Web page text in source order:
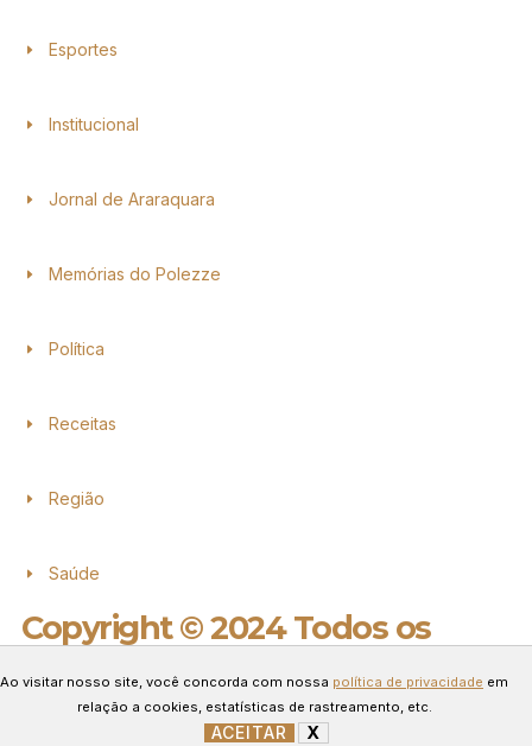
Esportes
Institucional
Jornal de Araraquara
Memórias do Polezze
Política
Receitas
Região
Saúde
Copyright © 2024 Todos os
Desenvolvido por Connect Web
Ao visitar nosso site, você concorda com nossa política de privacidade em
relação a cookies, estatísticas de rastreamento, etc.
ACEITAR X
GERENCIAR COOKIES